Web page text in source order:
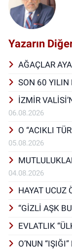
Yazarın
AĞAÇLAR
SON 60 YILIN
İZMİR
06.08.2026
O “ACIKLI
05.08.2026
04.08.2026
HAYAT UCUZ
“GİZLİ AŞK
EVLATLIK
O’NUN